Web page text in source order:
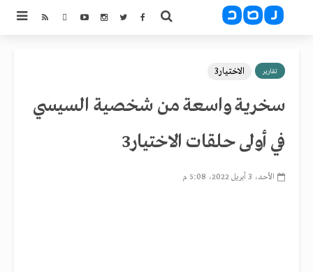
تقارير الاختيار3
سخرية واسعة من شخصية السيسي
في أولى حلقات الاختيار3
الأحد، 3 أبريل 2022، 5:08 م